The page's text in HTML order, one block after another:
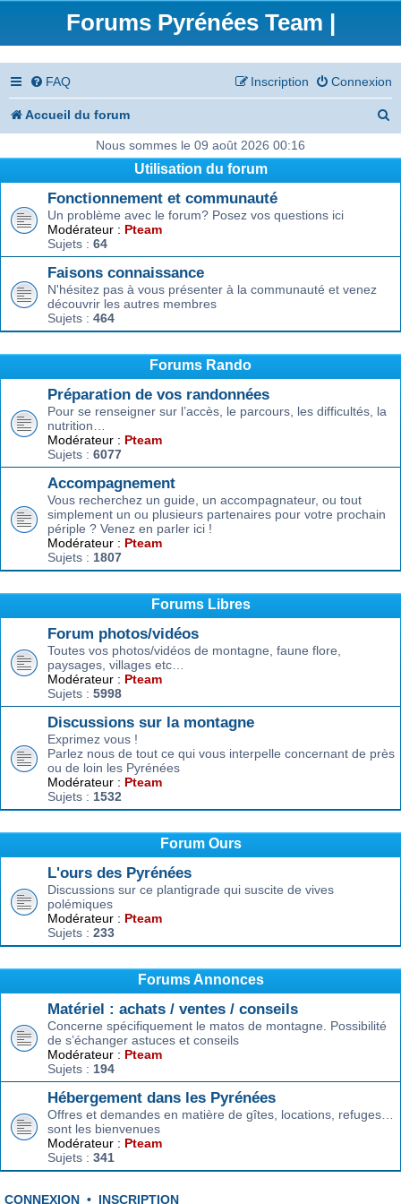
Forums Pyrénées Team |
FAQ Connexion
Inscription
Accueil du forum
e
Nous sommes le 09 août 2026 00:16
Utilisation du forum
Fonctionnement et communauté
Un problème avec le forum? Posez vos questions ici
Modérateur : Pteam
Sujets : 64
Faisons connaissance
N'hésitez pas à vous présenter à la communauté et venez
découvrir les autres membres
Sujets : 464
Forums Rando
Préparation de vos randonnées
Pour se renseigner sur l’accès, le parcours, les difficultés, la
nutrition…
Modérateur : Pteam
Sujets : 6077
Accompagnement
Vous recherchez un guide, un accompagnateur, ou tout
simplement un ou plusieurs partenaires pour votre prochain
périple ? Venez en parler ici !
Modérateur : Pteam
Sujets : 1807
Forums Libres
Forum photos/vidéos
Toutes vos photos/vidéos de montagne, faune flore,
paysages, villages etc…
Modérateur : Pteam
Sujets : 5998
Discussions sur la montagne
Exprimez vous !
Parlez nous de tout ce qui vous interpelle concernant de près
ou de loin les Pyrénées
Modérateur : Pteam
Sujets : 1532
Forum Ours
L'ours des Pyrénées
Discussions sur ce plantigrade qui suscite de vives
polémiques
Modérateur : Pteam
Sujets : 233
Forums Annonces
Matériel : achats / ventes / conseils
Concerne spécifiquement le matos de montagne. Possibilité
de s’échanger astuces et conseils
Modérateur : Pteam
Sujets : 194
Hébergement dans les Pyrénées
Offres et demandes en matière de gîtes, locations, refuges…
sont les bienvenues
Modérateur : Pteam
Sujets : 341
CONNEXION • INSCRIPTION